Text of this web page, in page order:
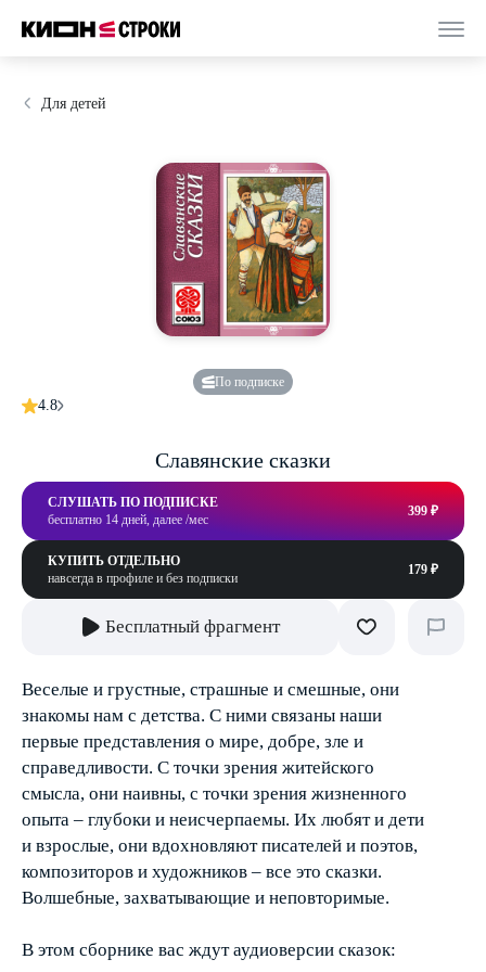
Для детей
По подписке
4.8
Славянские сказки
СЛУШАТЬ ПО ПОДПИСКЕ
бесплатно 14 дней, далее /мес
399 ₽
КУПИТЬ ОТДЕЛЬНО
навсегда в профиле и без подписки
179 ₽
Бесплатный фрагмент
Веселые и грустные, страшные и смешные, они
знакомы нам с детства. С ними связаны наши
первые представления о мире, добре, зле и
справедливости. С точки зрения житейского
смысла, они наивны, с точки зрения жизненного
опыта – глубоки и неисчерпаемы. Их любят и дети
и взрослые, они вдохновляют писателей и поэтов,
композиторов и художников – все это сказки.
Волшебные, захватывающие и неповторимые.
В этом сборнике вас ждут аудиоверсии сказок: